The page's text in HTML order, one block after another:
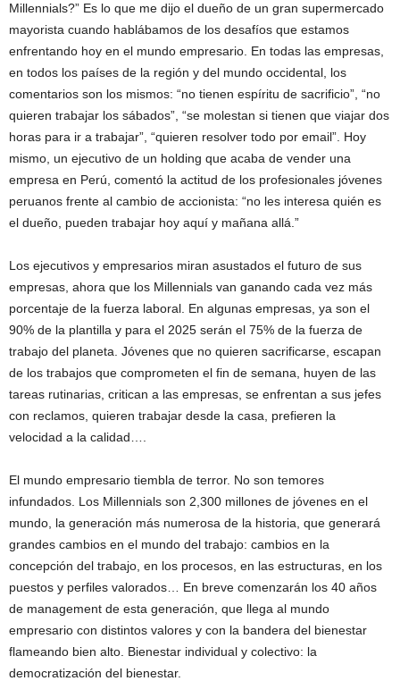
Millennials?” Es lo que me dijo el dueño de un gran supermercado
mayorista cuando hablábamos de los desafíos que estamos
enfrentando hoy en el mundo empresario. En todas las empresas,
en todos los países de la región y del mundo occidental, los
comentarios son los mismos: “no tienen espíritu de sacrificio”, “no
quieren trabajar los sábados”, “se molestan si tienen que viajar dos
horas para ir a trabajar”, “quieren resolver todo por email”. Hoy
mismo, un ejecutivo de un holding que acaba de vender una
empresa en Perú, comentó la actitud de los profesionales jóvenes
peruanos frente al cambio de accionista: “no les interesa quién es
el dueño, pueden trabajar hoy aquí y mañana allá.”
Los ejecutivos y empresarios miran asustados el futuro de sus
empresas, ahora que los Millennials van ganando cada vez más
porcentaje de la fuerza laboral. En algunas empresas, ya son el
90% de la plantilla y para el 2025 serán el 75% de la fuerza de
trabajo del planeta. Jóvenes que no quieren sacrificarse, escapan
de los trabajos que comprometen el fin de semana, huyen de las
tareas rutinarias, critican a las empresas, se enfrentan a sus jefes
con reclamos, quieren trabajar desde la casa, prefieren la
velocidad a la calidad….
El mundo empresario tiembla de terror. No son temores
infundados. Los Millennials son 2,300 millones de jóvenes en el
mundo, la generación más numerosa de la historia, que generará
grandes cambios en el mundo del trabajo: cambios en la
concepción del trabajo, en los procesos, en las estructuras, en los
puestos y perfiles valorados… En breve comenzarán los 40 años
de management de esta generación, que llega al mundo
empresario con distintos valores y con la bandera del bienestar
flameando bien alto. Bienestar individual y colectivo: la
democratización del bienestar.